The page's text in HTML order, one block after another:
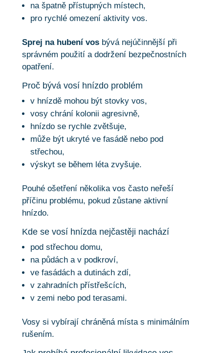
na špatně přístupných místech,
pro rychlé omezení aktivity vos.
Sprej na hubení vosbývá nejúčinnější při
správném použití a dodržení bezpečnostních
opatření.
Proč bývá vosí hnízdo problém
v hnízdě mohou být stovky vos,
vosy chrání kolonii agresivně,
hnízdo se rychle zvětšuje,
může být ukryté ve fasádě nebo pod
střechou,
výskyt se během léta zvyšuje.
Pouhé ošetření několika vos často neřeší
příčinu problému, pokud zůstane aktivní
hnízdo.
Kde se vosí hnízda nejčastěji nachází
pod střechou domu,
na půdách a v podkroví,
ve fasádách a dutinách zdí,
v zahradních přístřešcích,
v zemi nebo pod terasami.
Vosy si vybírají chráněná místa s minimálním
rušením.